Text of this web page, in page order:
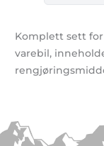
Komplett sett
varebil,